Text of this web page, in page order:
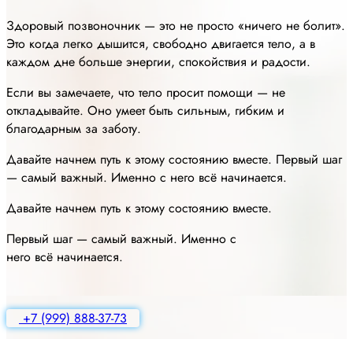
Здоровый позвоночник — это не просто «ничего не болит».
Это когда легко дышится, свободно двигается тело, а в
каждом дне больше энергии, спокойствия и радости.
Если вы замечаете, что тело просит помощи — не
откладывайте. Оно умеет быть сильным, гибким и
благодарным за заботу.
Давайте начнем путь к этому состоянию вместе. Первый шаг
— самый важный. Именно с него всё начинается.
Давайте начнем путь к этому состоянию вместе.
Первый шаг — самый важный. Именно с
него всё начинается.
+7 (999) 888-37-73